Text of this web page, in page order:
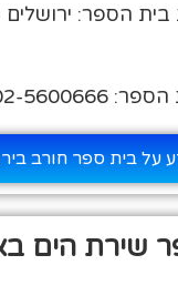
הספר: ירושלים
5600666
בית ספר חורב
שירת הים